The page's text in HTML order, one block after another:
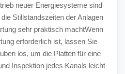
neuer Energiesysteme sind
Stillstandszeiten der Anlagen
sehr praktisch machtWenn
erforderlich ist, lassen Sie
los, um die Platten für eine
Inspektion jedes Kanals leicht